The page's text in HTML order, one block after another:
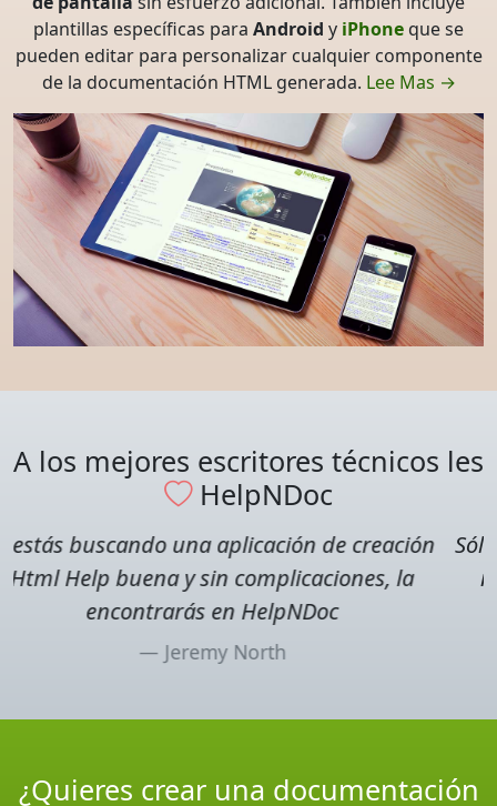
plantillas específicas para Android y iPhone que se
pueden editar para personalizar cualquier componente
de la documentación HTML generada. Lee Mas →
A los mejores escritores técnicos les
HelpNDoc
Sólo hicieron falta unos días para transformar
nuestros papeles en un archivo de ayuda
completamente integrado
Robert Marique
¿Quieres crear una documentación